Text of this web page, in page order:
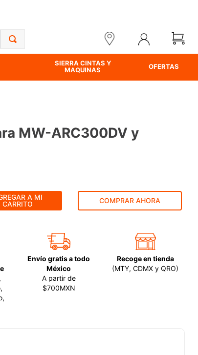
SIERRA CINTAS Y
MAQUINAS
OFERTAS
MW-ARC300DV y
A MI
CARRITO
COMPRAR AHORA
Envío gratis a todo
México
A partir de
$700MXN
Recoge en tienda
(MTY, CDMX y QRO)